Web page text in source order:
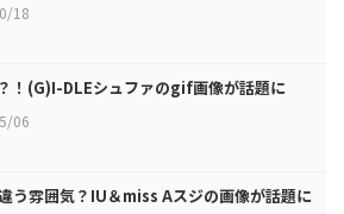
18
！(G)I-DLEシュファのgif画像が話題に
06
う雰囲気？IU＆miss Aスジの画像が話題に